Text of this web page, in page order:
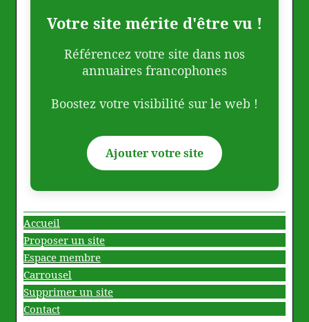
Votre site mérite d'être vu !
Référencez votre site dans nos
annuaires francophones
Boostez votre visibilité sur le web !
Ajouter votre site
Accueil
Proposer un site
Espace membre
Carrousel
Supprimer un site
Contact